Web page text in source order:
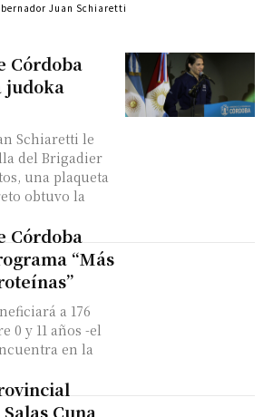
Córdoba
judoka
Schiaretti le
del Brigadier
una plaqueta
obtuvo la
Córdoba
“Más
a 176
0 y 11 años -el
en la
Cuna
Juan Schiaretti